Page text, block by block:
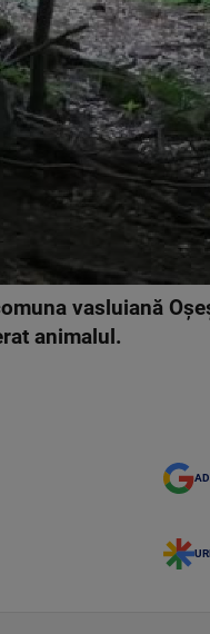
vasluiană
animalul.